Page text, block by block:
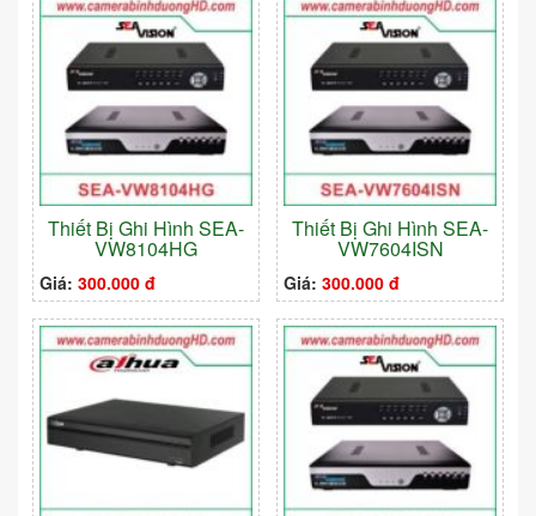
Thiết Bị Ghi Hình SEA-
VW8104HG
Giá: 300.000 đ
Thiết Bị Ghi Hình SEA-
VW7604ISN
Giá: 300.000 đ